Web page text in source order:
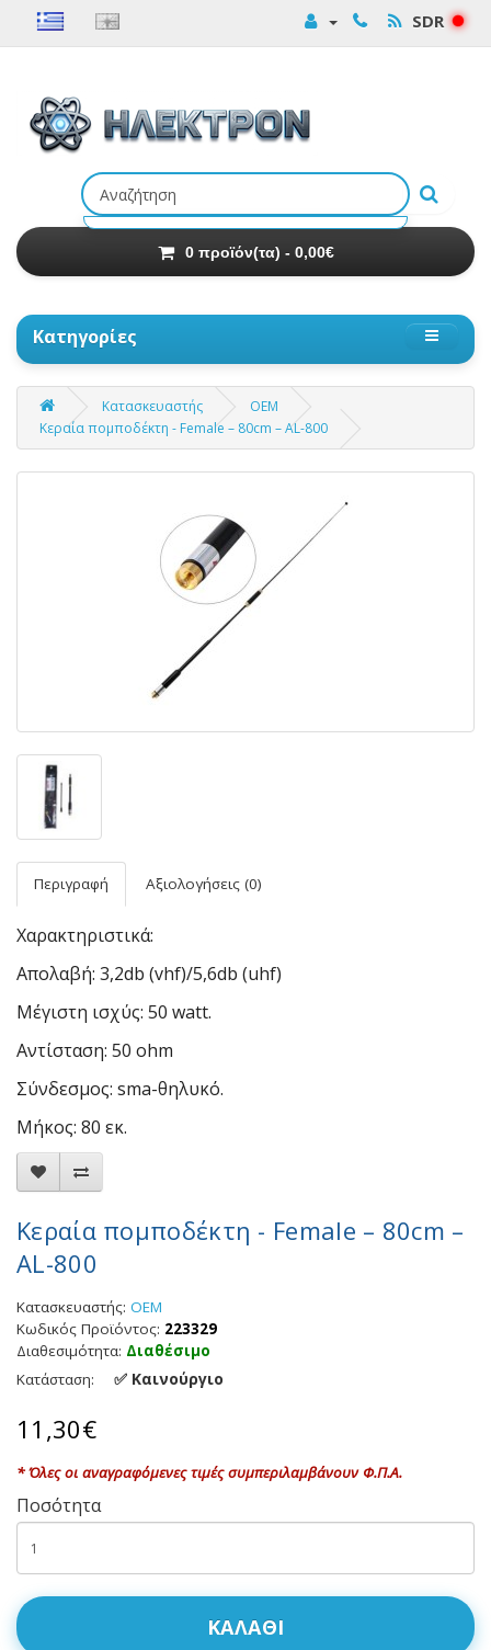
SDR
0 προϊόν(τα) - 0,00€
Κατηγορίες
Κατασκευαστής
OEM
Κεραία πομποδέκτη - Female – 80cm – AL-800
Περιγραφή Αξιολογήσεις (0)
Χαρακτηριστικά:
Απολαβή: 3,2db (vhf)/5,6db (uhf)
Μέγιστη ισχύς: 50 watt.
Αντίσταση: 50 ohm
Σύνδεσμος: sma-θηλυκό.
Μήκος: 80 εκ.
Κεραία πομποδέκτη - Female – 80cm –
AL-800
Κατασκευαστής: OEM
Κωδικός Προϊόντος: 223329
Διαθεσιμότητα: Διαθέσιμο
Κατάσταση:
✅ Καινούργιο
11,30€
* Όλες οι αναγραφόμενες τιμές συμπεριλαμβάνουν Φ.Π.Α.
Ποσότητα
ΚΑΛΆΘΙ